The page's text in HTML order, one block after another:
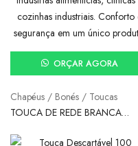
ORÇAR AGORA
Chapéus / Bonés / Toucas
TOUCA DE REDE BRANCA
VOLK